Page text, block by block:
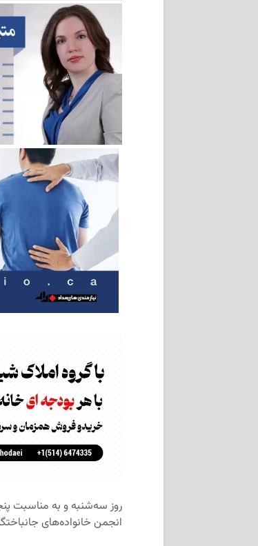
انجمن خانواده‌های